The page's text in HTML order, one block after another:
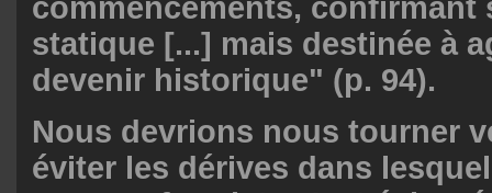
commencements, confirmant
statique [...] mais destinée à
devenir historique" (p. 94).
Nous devrions nous tourner
éviter les dérives dans